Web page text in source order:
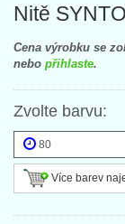
Nitě
Cena výrobku se
nebo přihlaste.
Zvolte barvu:
80
Více barev